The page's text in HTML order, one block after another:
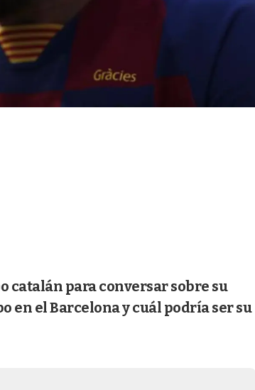
catalán para conversar sobre su
en el Barcelona y cuál podría ser su